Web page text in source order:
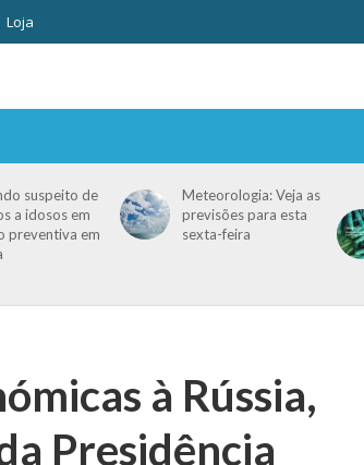
Loja
suspeito de
a idosos em
preventiva em
Meteorologia: Veja as
previsões para esta
sexta-feira
à Rússia,
Presidência